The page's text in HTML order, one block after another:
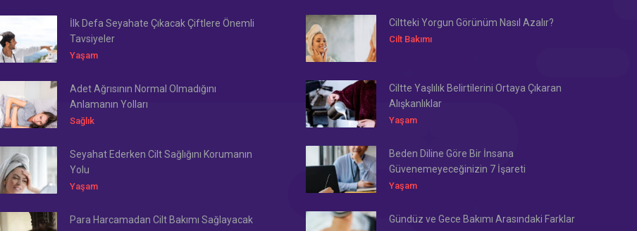
İlk Defa Seyahate Çıkacak Çiftlere Önemli
Tavsiyeler
Yaşam
Ciltteki Yorgun Görünüm Nasıl Azalır?
Cilt Bakımı
Adet Ağrısının Normal Olmadığını
Anlamanın Yolları
Sağlık
Ciltte Yaşlılık Belirtilerini Ortaya Çıkaran
Alışkanlıklar
Yaşam
Seyahat Ederken Cilt Sağlığını Korumanın
Yolu
Yaşam
Beden Diline Göre Bir İnsana
Güvenemeyeceğinizin 7 İşareti
Yaşam
Para Harcamadan Cilt Bakımı Sağlayacak
Gündüz ve Gece Bakımı Arasındaki Farklar